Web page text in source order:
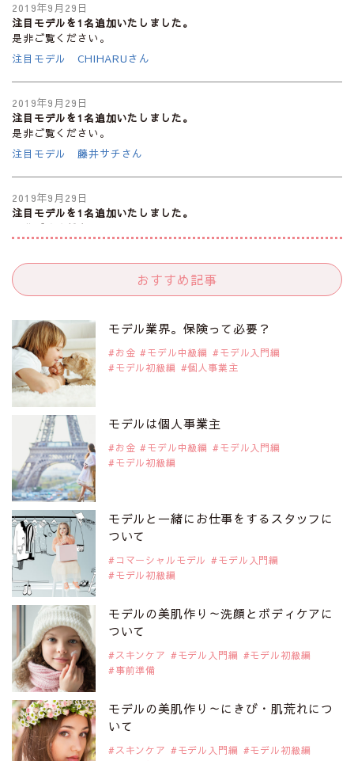
2019年9月29日
注目モデルを1名追加いたしました。
是非ご覧ください。
注目モデル CHIHARUさん
2019年9月29日
注目モデルを1名追加いたしました。
是非ご覧ください。
注目モデル 藤井サチさん
2019年9月29日
注目モデルを1名追加いたしました。
是非ご覧ください。
2019年9月29日
是非ご覧ください。
注目のアジア系モデル
2019年9月29日
是非ご覧ください。
アジアの注目モデル Rebecca Tan
2019年9月29日
注目モデルを1名追加いたしました。
是非ご覧ください。
注目モデル イーランさん
2019年9月29日
注目モデルを1名追加いたしました。
是非ご覧ください。
注目モデル 谷口蘭さん
2019年9月29日
注目モデルを1名追加いたしました。
是非ご覧ください。
注目モデル カーラ・デルヴィーニュ
おすすめ記事
モデル業界。保険って必要？
お金 モデル中級編
モデル入門編
モデル初級編
個人事業主
モデルは個人事業主
お金 モデル中級編
モデル入門編
モデル初級編
モデルと一緒にお仕事をするスタッフに
ついて
コマーシャルモデル
モデル入門編
モデル初級編
モデルの美肌作り～洗顔とボディケアに
ついて
スキンケア モデル入門編
モデル初級編
事前準備
モデルの美肌作り～にきび・肌荒れにつ
いて
スキンケア モデル入門編
モデル初級編